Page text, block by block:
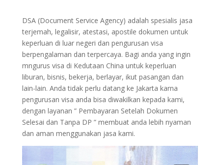
DSA (Document Service Agency) adalah spesialis jasa
terjemah, legalisir, atestasi, apostile dokumen untuk
keperluan di luar negeri dan pengurusan visa
berpengalaman dan terpercaya. Bagi anda yang ingin
mngurus visa di Kedutaan China untuk keperluan
liburan, bisnis, bekerja, berlayar, ikut pasangan dan
lain-lain. Anda tidak perlu datang ke Jakarta karna
pengurusan visa anda bisa diwakilkan kepada kami,
dengan layanan ” Pembayaran Setelah Dokumen
Selesai dan Tanpa DP ” membuat anda lebih nyaman
dan aman menggunakan jasa kami.